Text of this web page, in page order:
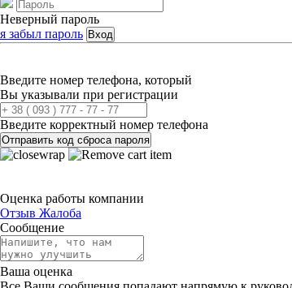
Неверный пароль
я забыл пароль Вход
Введите номер телефона, который
Вы указывали при регистрации
Введите корректный номер телефона
Отправить код сброса пароля
Оценка работы компании
Отзыв Жалоба
Сообщение
Ваша оценка